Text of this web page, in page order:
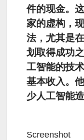
件的现金。
家的虚构，
法，尤其是
划取得成功
工智能的技
基本收入。
少人工智能
Screenshot